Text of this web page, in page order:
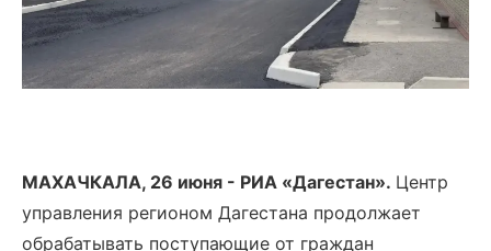
МАХАЧКАЛА, 26 июня - РИА «Дагестан». Центр
управления регионом Дагестана продолжает
обрабатывать поступающие от граждан